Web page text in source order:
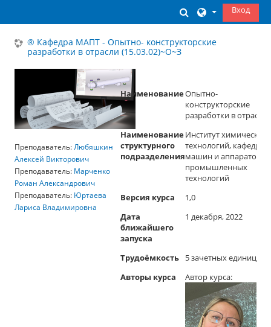
ИзменитьВход
® Кафедра МАПТ - Опытно- конструкторские
разработки в отрасли (15.03.02)~О~З
НаименованиеОпытно-
конструкторские
разработки в отрасли
Наименование
структурного
подразделения
Институт химических
технологий, кафедра
машин и аппаратов
промышленных
технологий
Версия курса
1,0
Дата
ближайшего
запуска
1 декабря, 2022
Трудоёмкость
5 зачетных единиц
Авторы курса
Автор курса:
Преподаватель:Любяшкин
Алексей Викторович
Преподаватель: Марченко
Роман Александрович
Преподаватель: Юртаева
Лариса Владимировна